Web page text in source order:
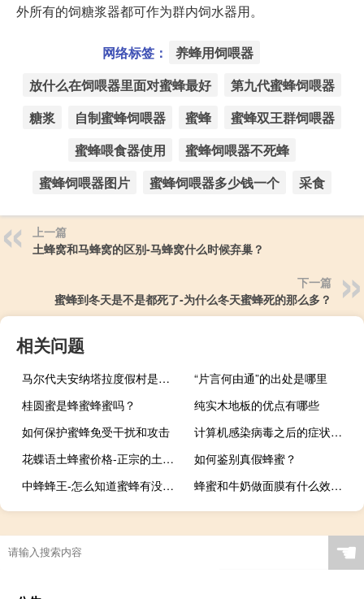
外所有的饲糖浆器都可作为群内饲水器用。
网络标签：
养蜂用饲喂器
放什么在饲喂器里面对蜜蜂最好
第九代蜜蜂饲喂器
糖浆
自制蜜蜂饲喂器 蜜蜂
蜜蜂双王群饲喂器
蜜蜂喂食器使用
蜜蜂饲喂器不死蜂
蜜蜂饲喂器图片
蜜蜂饲喂器多少钱一个 采食
上一篇
土蜂窝和马蜂窝的区别-马蜂窝什么时候弃巢？
下一篇
蜜蜂到冬天是不是都死了-为什么冬天蜜蜂死的那么多？
相关问题
马尔代夫安纳塔拉度假村是在马累那里吗
“片言何由通”的出处是哪里
桂圆蜜是蜂蜜蜂蜜吗？
纯实木地板的优点有哪些
如何保护蜜蜂免受干扰和攻击
计算机感染病毒之后的症状（计算机感染病毒后一般有哪些症状）
花蝶语土蜂蜜价格-正宗的土蜂蜜多少钱一斤？
如何鉴别真假蜂蜜？
中蜂蜂王-怎么知道蜜蜂有没有蜂王？
蜂蜜和牛奶做面膜有什么效果-柠檬牛奶蜂蜜面膜有哪些禁忌？
☚